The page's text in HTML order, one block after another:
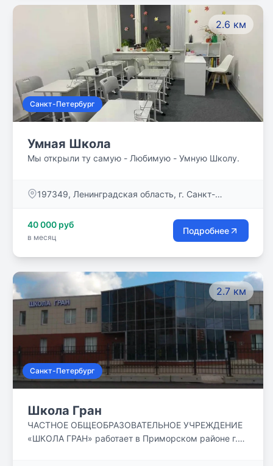
2.6 км
Санкт-Петербург
Умная Школа
Мы открыли ту самую - Любимую - Умную Школу.
​197349, Ленинградская область, г. Санкт-
40 000 руб
в месяц
Подробнее
2.7 км
Санкт-Петербург
Школа Гран
ЧАСТНОЕ ОБЩЕОБРАЗОВАТЕЛЬНОЕ УЧРЕЖДЕНИЕ
«ШКОЛА ГРАН» работает в Приморском районе г.